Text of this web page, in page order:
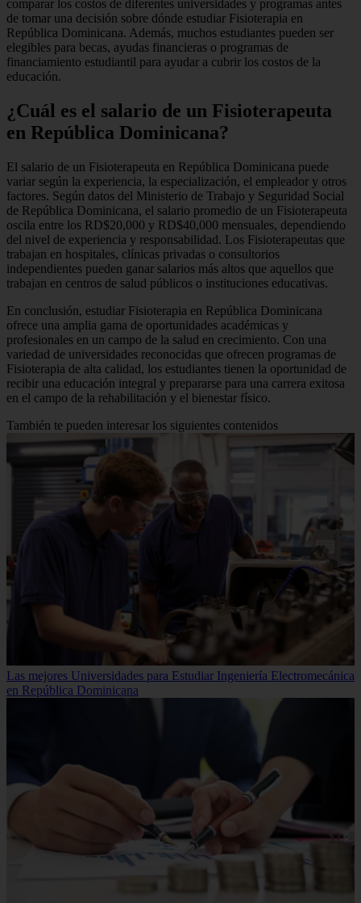
comparar los costos de diferentes universidades y programas antes
de tomar una decisión sobre dónde estudiar Fisioterapia en
República Dominicana. Además, muchos estudiantes pueden ser
elegibles para becas, ayudas financieras o programas de
financiamiento estudiantil para ayudar a cubrir los costos de la
educación.
¿Cuál es el salario de un Fisioterapeuta
en República Dominicana?
El salario de un Fisioterapeuta en República Dominicana puede
variar según la experiencia, la especialización, el empleador y otros
factores. Según datos del Ministerio de Trabajo y Seguridad Social
de República Dominicana, el salario promedio de un Fisioterapeuta
oscila entre los RD$20,000 y RD$40,000 mensuales, dependiendo
del nivel de experiencia y responsabilidad. Los Fisioterapeutas que
trabajan en hospitales, clínicas privadas o consultorios
independientes pueden ganar salarios más altos que aquellos que
trabajan en centros de salud públicos o instituciones educativas.
En conclusión, estudiar Fisioterapia en República Dominicana
ofrece una amplia gama de oportunidades académicas y
profesionales en un campo de la salud en crecimiento. Con una
variedad de universidades reconocidas que ofrecen programas de
Fisioterapia de alta calidad, los estudiantes tienen la oportunidad de
recibir una educación integral y prepararse para una carrera exitosa
en el campo de la rehabilitación y el bienestar físico.
También te pueden interesar los siguientes contenidos
Las mejores Universidades para Estudiar Ingeniería Electromecánica
en República Dominicana